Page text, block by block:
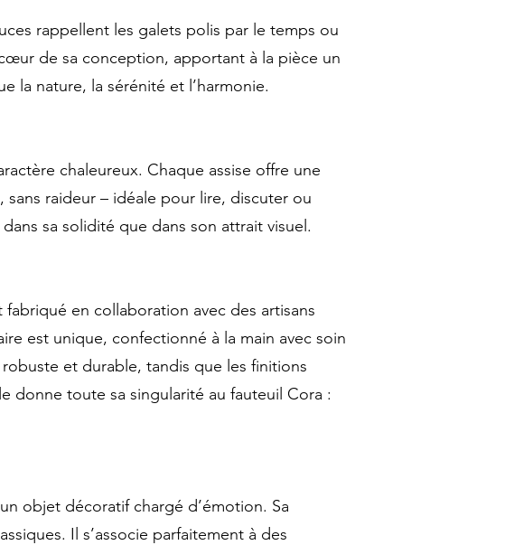
rappellent les galets polis par le temps ou
de sa conception, apportant à la pièce un
la nature, la sérénité et l’harmonie.
chaleureux. Chaque assise offre une
raideur – idéale pour lire, discuter ou
sa solidité que dans son attrait visuel.
en collaboration avec des artisans
est unique, confectionné à la main avec soin
et durable, tandis que les finitions
donne toute sa singularité au fauteuil Cora :
objet décoratif chargé d’émotion. Sa
Il s’associe parfaitement à des